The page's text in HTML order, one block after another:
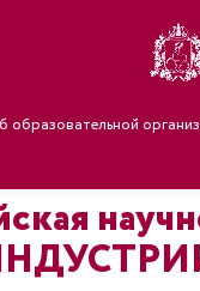
образовательной